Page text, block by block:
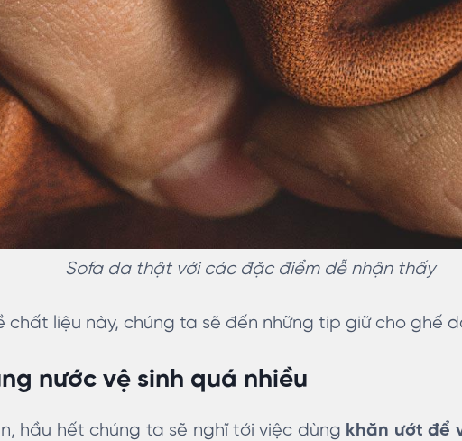
Sofa da thật với các đặc điểm dễ nhận thấy
chất liệu này, chúng ta sẽ đến những tip giữ cho ghế
nước vệ sinh quá nhiều
hầu hết chúng ta sẽ nghĩ tới việc dùng khăn ướt để